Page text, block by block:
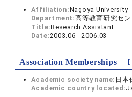
Affiliation:Nagoya University
Department:高等教育研究セ
Title:Research Assistant
Date:2003.06 - 2006.03
Association Memberships
Academic society name: 日本
Academic country located: